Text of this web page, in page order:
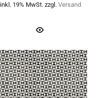
inkl. 19% MwSt. zzgl. Versand